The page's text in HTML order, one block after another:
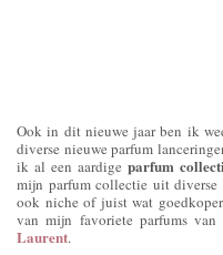
Ook in dit nieuwe jaar ben ik
diverse nieuwe parfum
ik al een aardige parfum
mijn parfum collectie uit diverse
ook niche of juist wat
van mijn favoriete parfums van
Laurent.